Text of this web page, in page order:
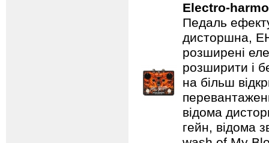
Electro-
Педаль
дисторшна,
розширені
розширити і
на більш
відома
гейн, відома